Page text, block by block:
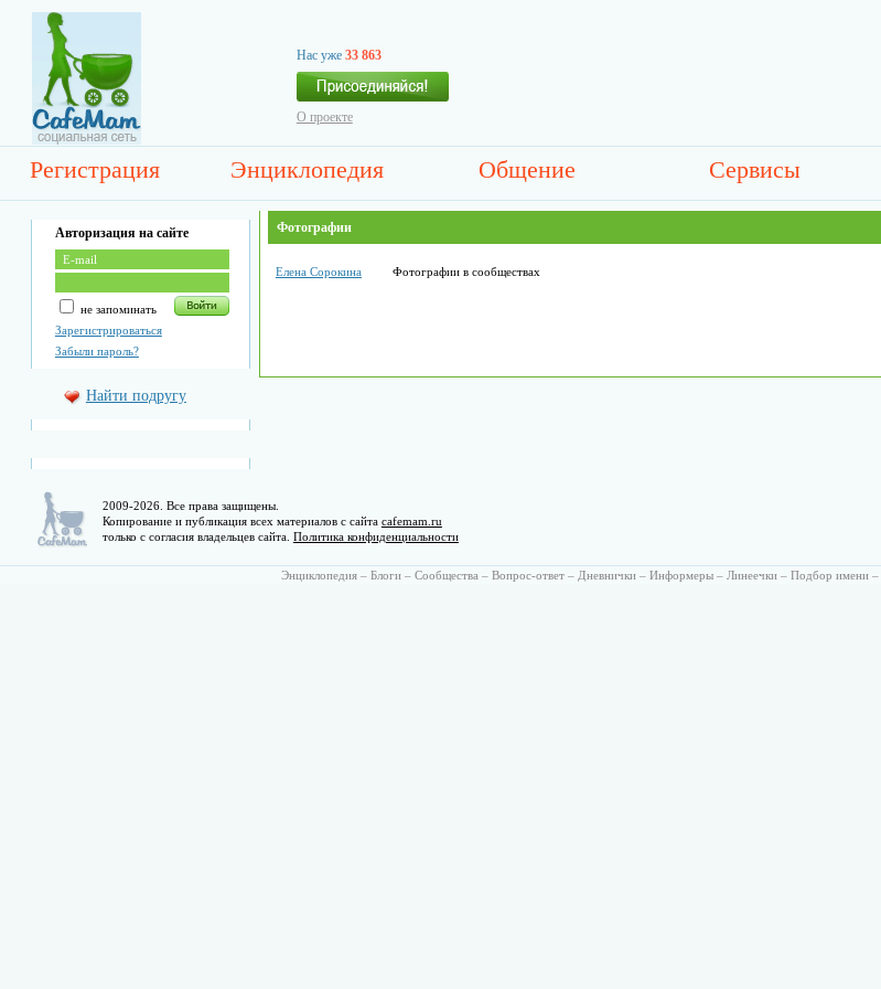
Нас уже 33 863
О проекте
Регистрация Энциклопедия Общение Сервисы
Авторизация на сайте
не запоминать
Зарегистрироваться
Забыли пароль?
Найти подругу
Фотографии
Елена Сорокина Фотографии в сообществах
2009-2026. Все права защищены.
Копирование и публикация всех материалов с сайта cafemam.ru
только с согласия владельцев сайта. Политика конфиденциальности
Энциклопедия – Блоги – Сообщества – Вопрос-ответ – Дневнички – Информеры – Линеечки – Подбор имени –